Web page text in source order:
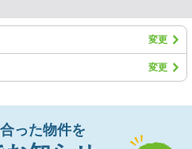
変更
変更
った物件を